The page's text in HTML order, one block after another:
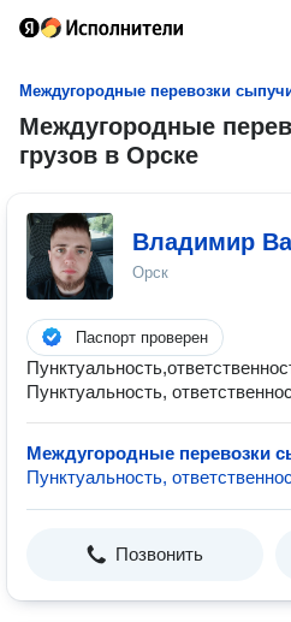
Междугородные перевозки
Междугородные
грузов в Орске
Владимир
Орск
Паспорт проверен
Пунктуальность,
Междугородные перевозки
Пунктуальность,
Позвонить